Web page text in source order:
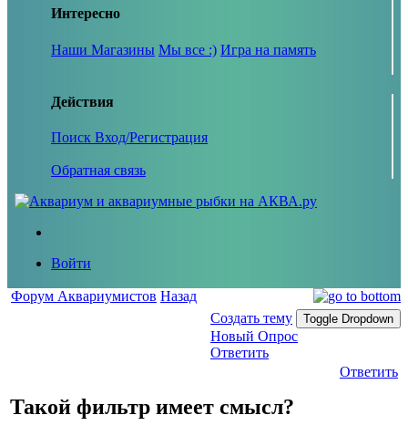
Интересно
Наши Магазины Мы все :) Игра на память
Действия
Поиск Вход/Регистрация
Обратная связь
Войти
Форум Аквариумистов Назад
Создать тему
Toggle Dropdown
Новый Опрос
Ответить
Ответить
Такой фильтр имеет смысл?